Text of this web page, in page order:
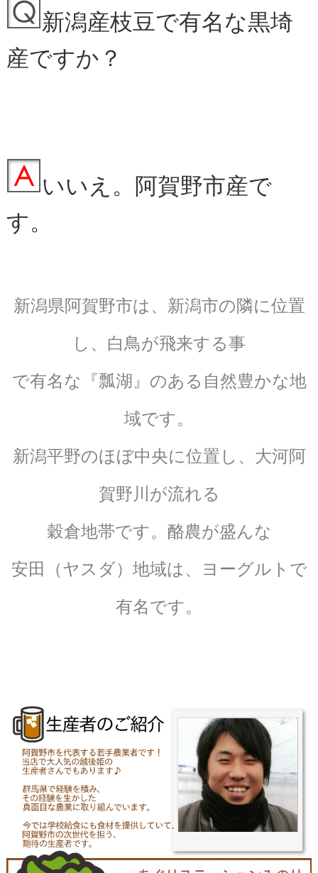
新潟産枝豆で有名な黒埼
産ですか？
いいえ。阿賀野市産で
す。
新潟県阿賀野市は、新潟市の隣に位置
し、白鳥が飛来する事
で有名な『瓢湖』のある自然豊かな地
域です。
新潟平野のほぼ中央に位置し、大河阿
賀野川が流れる
穀倉地帯です。酪農が盛んな
安田（ヤスダ）地域は、ヨーグルトで
有名です。